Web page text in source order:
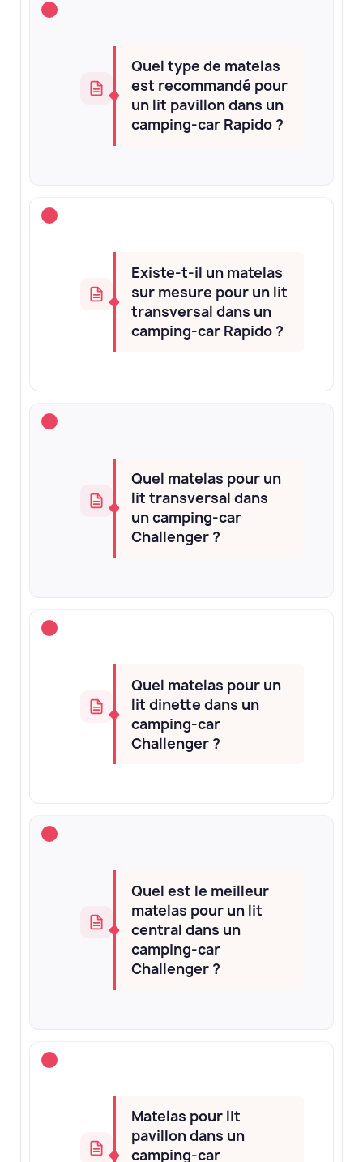
Quel type de matelas
est recommandé pour
un lit pavillon dans un
camping-car Rapido ?
Existe-t-il un matelas
sur mesure pour un lit
transversal dans un
camping-car Rapido ?
Quel matelas pour un
lit transversal dans
un camping-car
Challenger ?
Quel matelas pour un
lit dinette dans un
camping-car
Challenger ?
Quel est le meilleur
matelas pour un lit
central dans un
camping-car
Challenger ?
Matelas pour lit
pavillon dans un
camping-car